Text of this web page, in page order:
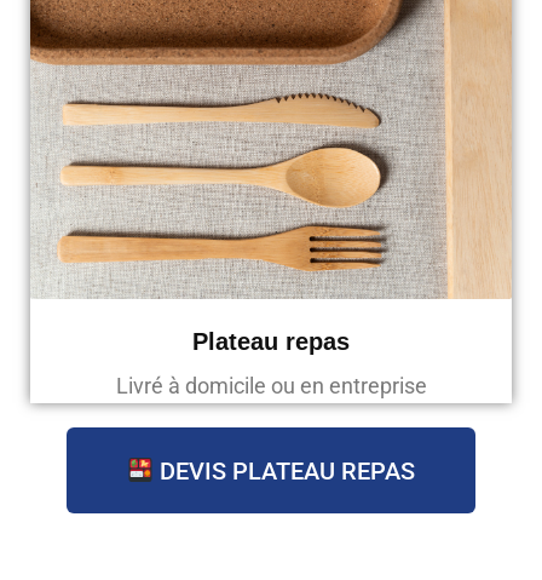
Plateau repas
Livré à domicile ou en entreprise
DEVIS PLATEAU REPAS